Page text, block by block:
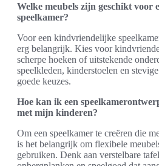
Welke meubels zijn geschikt voor
speelkamer?
Voor een kindvriendelijke
erg belangrijk. Kies voor
scherpe hoeken of uitstekende
speelkleden, kinderstoelen en
goede keuzes.
Hoe kan ik een
met mijn kinderen?
Om een speelkamer te creëren die
is het belangrijk om flexibele
gebruiken. Denk aan verstelbare